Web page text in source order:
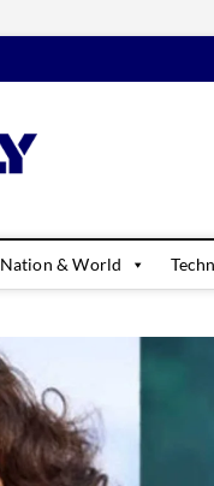
Nation & World